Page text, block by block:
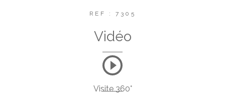
REF : 7305
Vidéo
Visite 360°